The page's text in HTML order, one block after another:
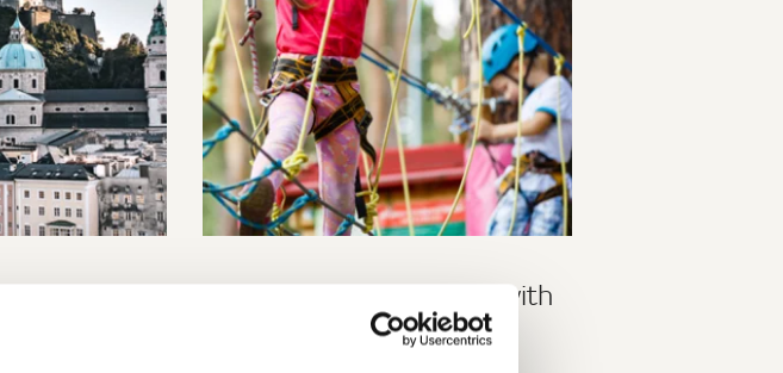
of the
City breaks for families with